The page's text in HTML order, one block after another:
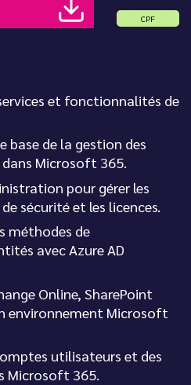
CPF
et fonctionnalités de
base de la gestion des
Microsoft 365.
pour gérer les
sécurité et les licences.
méthodes de
avec Azure AD
Online, SharePoint
environnement Microsoft
utilisateurs et des
Microsoft 365.